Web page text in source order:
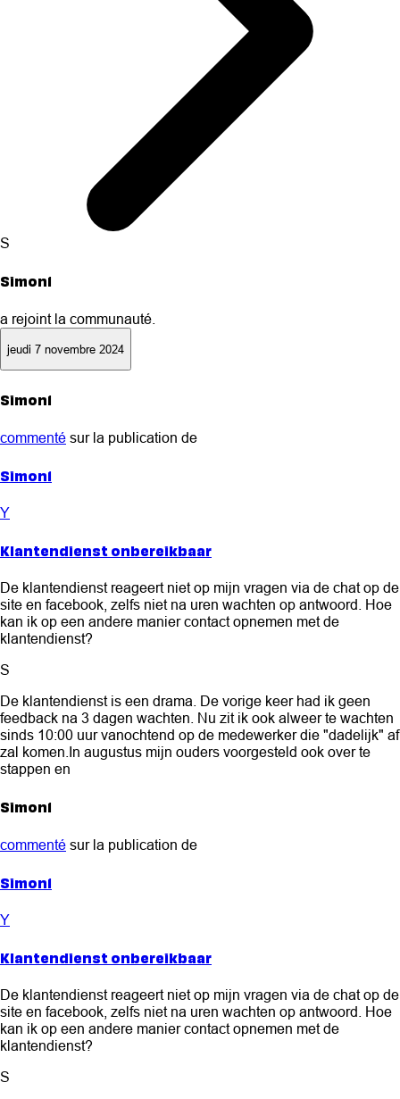
S
Simon1
a rejoint la communauté.
jeudi 7 novembre 2024
Simon1
commenté sur la publication de
Simon1
Y
Klantendienst onbereikbaar
De klantendienst reageert niet op mijn vragen via de chat op de
site en facebook, zelfs niet na uren wachten op antwoord. Hoe
kan ik op een andere manier contact opnemen met de
klantendienst?
S
De klantendienst is een drama. De vorige keer had ik geen
feedback na 3 dagen wachten. Nu zit ik ook alweer te wachten
sinds 10:00 uur vanochtend op de medewerker die "dadelijk" af
zal komen.In augustus mijn ouders voorgesteld ook over te
stappen en
Simon1
commenté sur la publication de
Simon1
Y
Klantendienst onbereikbaar
De klantendienst reageert niet op mijn vragen via de chat op de
site en facebook, zelfs niet na uren wachten op antwoord. Hoe
kan ik op een andere manier contact opnemen met de
klantendienst?
S